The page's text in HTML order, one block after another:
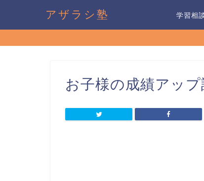
アザラシ塾 学習相
お子様の成績アップ